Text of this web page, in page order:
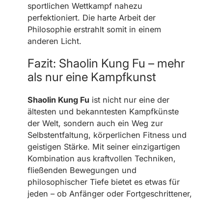
sportlichen Wettkampf nahezu
perfektioniert. Die harte Arbeit der
Philosophie erstrahlt somit in einem
anderen Licht.
Fazit: Shaolin Kung Fu – mehr
als nur eine Kampfkunst
Shaolin Kung Fu ist nicht nur eine der
ältesten und bekanntesten Kampfkünste
der Welt, sondern auch ein Weg zur
Selbstentfaltung, körperlichen Fitness und
geistigen Stärke. Mit seiner einzigartigen
Kombination aus kraftvollen Techniken,
fließenden Bewegungen und
philosophischer Tiefe bietet es etwas für
jeden – ob Anfänger oder Fortgeschrittener,